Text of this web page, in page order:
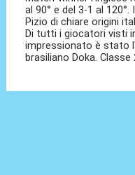
al 90° e del 3-1 al
Pizio di chiare origini
Di tutti i giocatori visti
impressionato è stato
brasiliano Doka.